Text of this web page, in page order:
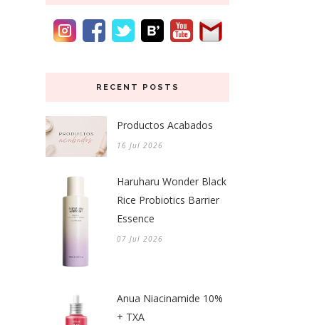
RECENT POSTS
Productos Acabados
16 Jul 2026
Haruharu Wonder Black
Rice Probiotics Barrier
Essence
07 Jul 2026
Anua Niacinamide 10%
+ TXA